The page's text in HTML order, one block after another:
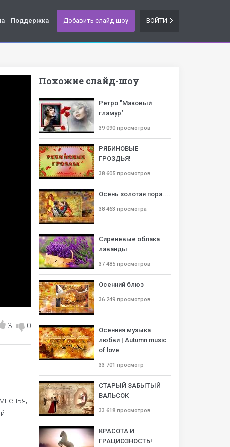
Поддержка Добавить слайд-шоу ВОЙТИ
3 0
Похожие слайд-шоу
Ретро "Маковый
гламур"
39 090 просмотров
РЯБИНОВЫЕ
ГРОЗДЬЯ!
38 605 просмотров
Осень золотая пора....
38 463 просмотра
Сиреневые облака
лаванды
37 485 просмотров
Осенний блюз
36 249 просмотров
Осенняя музыка
любви | Autumn music
of love
33 701 просмотр
СТАРЫЙ ЗАБЫТЫЙ
ВАЛЬСОК
33 618 просмотров
КРАСОТА И
ГРАЦИОЗНОСТЬ!